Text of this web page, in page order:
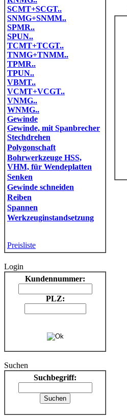
SCMT+SCGT..
SNMG+SNMM..
SPMR..
SPUN..
TCMT+TCGT..
TNMG+TNMM..
TPMR..
TPUN..
VBMT..
VCMT+VCGT..
VNMG..
WNMG..
Gewinde
Gewinde, mit Spanbrecher
Stechdrehen
Polygonschaft
Bohrwerkzeuge HSS,
VHM, für Wendeplatten
Senken
Gewinde schneiden
Reiben
Spannen
Werkzeuginstandsetzung
Preisliste
Login
Kundennummer:
PLZ:
Suchen
Suchbegriff: